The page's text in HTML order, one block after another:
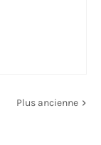
Plus ancienne